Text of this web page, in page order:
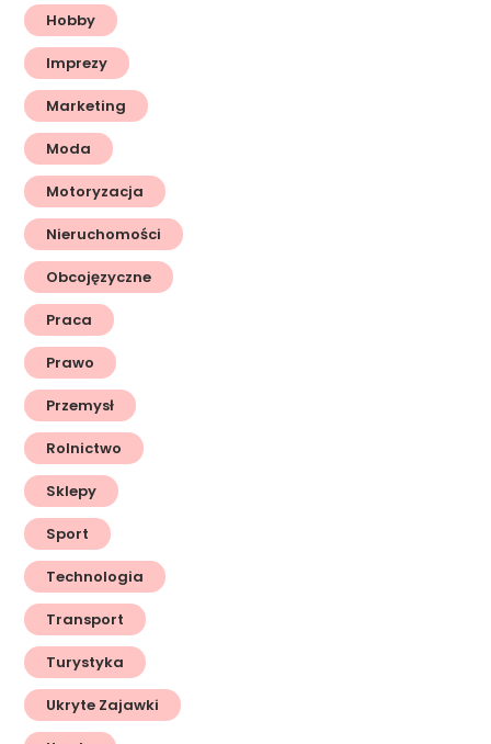
Hobby
Imprezy
Marketing
Moda
Motoryzacja
Nieruchomości
Obcojęzyczne
Praca
Prawo
Przemysł
Rolnictwo
Sklepy
Sport
Technologia
Transport
Turystyka
Ukryte Zajawki